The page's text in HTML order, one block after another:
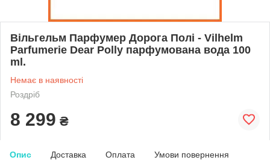
Вільгельм Парфумер Дорога Полі - Vilhelm
Parfumerie Dear Polly парфумована вода 100
ml.
Немає в наявності
Роздріб
8 299 ₴
Опис Доставка Оплата Умови повернення